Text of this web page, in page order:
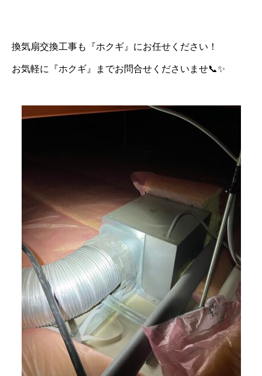
換気扇交換工事も『ホクギ』にお任せください！
お気軽に『ホクギ』までお問合せくださいませ📞✨